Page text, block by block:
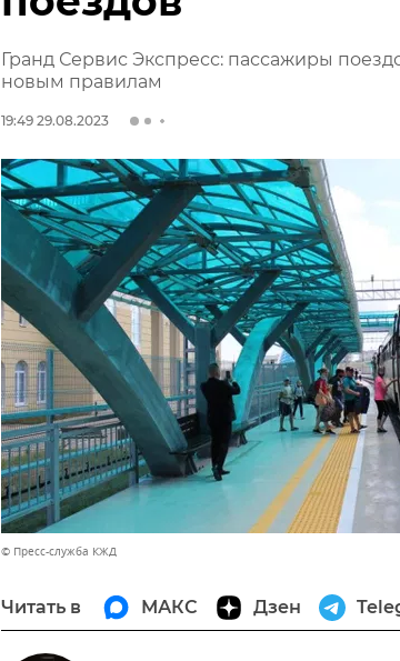
Гранд Сервис Экспресс: пассажиры
новым правилам
19:49 29.08.2023
© Пресс-служба КЖД
Читать в МАКС Дзен